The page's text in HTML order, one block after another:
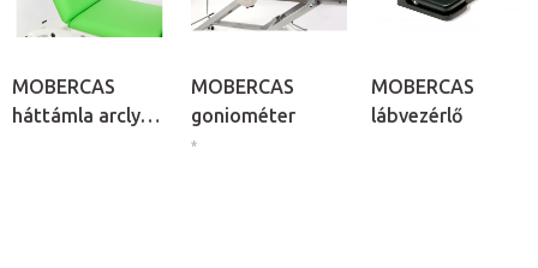
MOBERCAS
háttámla arclyuk
MOBERCAS
goniométer
*
MOBERCAS
lábvezérlő